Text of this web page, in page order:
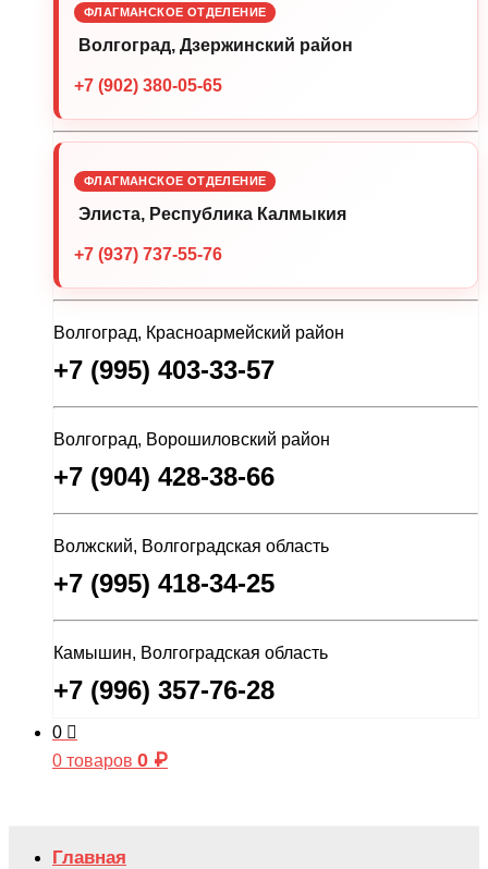
ФЛАГМАНСКОЕ ОТДЕЛЕНИЕ
Волгоград, Дзержинский район
+7 (902) 380-05-65
ФЛАГМАНСКОЕ ОТДЕЛЕНИЕ
Элиста, Республика Калмыкия
+7 (937) 737-55-76
Волгоград, Красноармейский район
+7 (995) 403-33-57
Волгоград, Ворошиловский район
+7 (904) 428-38-66
Волжский, Волгоградская область
+7 (995) 418-34-25
Камышин, Волгоградская область
+7 (996) 357-76-28
0
0 товаров 0 ₽
Главная